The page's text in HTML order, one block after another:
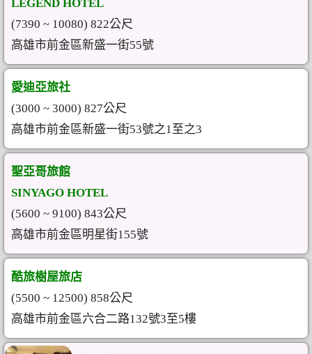
LEGEND HOTEL
(7390 ~ 10080) 822公尺
高雄市前金區新盛一街55號
愛迪亞旅社
(3000 ~ 3000) 827公尺
高雄市前金區新盛一街53號之1至之3
聖亞哥旅館
SINYAGO HOTEL
(5600 ~ 9100) 843公尺
高雄市前金區明星街155號
酷旅樹屋旅店
(5500 ~ 12500) 858公尺
高雄市前金區六合二路132號3至5樓